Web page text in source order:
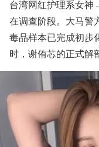
台湾网红护理系女神
在调查阶段。大马警
毒品样本已完成初步
时，谢侑芯的正式解